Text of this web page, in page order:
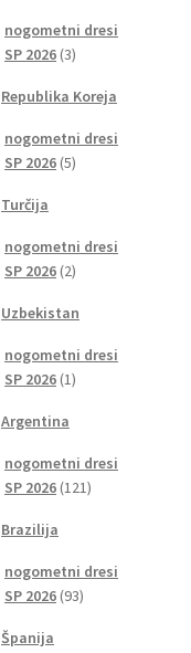
nogometni dresi
SP 2026 33
Republika Koreja
nogometni dresi
SP 2026 55
Turčija
nogometni dresi
SP 2026 22
Uzbekistan
nogometni dresi
SP 2026 11
Argentina
nogometni dresi
SP 2026 121121
Brazilija
nogometni dresi
SP 2026 9393
Španija